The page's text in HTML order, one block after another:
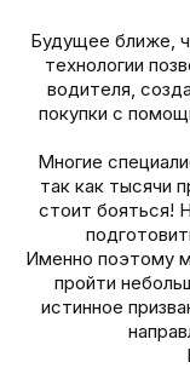
Будущее ближе,
технологии
водителя,
покупки с
Многие
так как тысячи
стоит бояться!
Именно поэтому
пройти
истинное